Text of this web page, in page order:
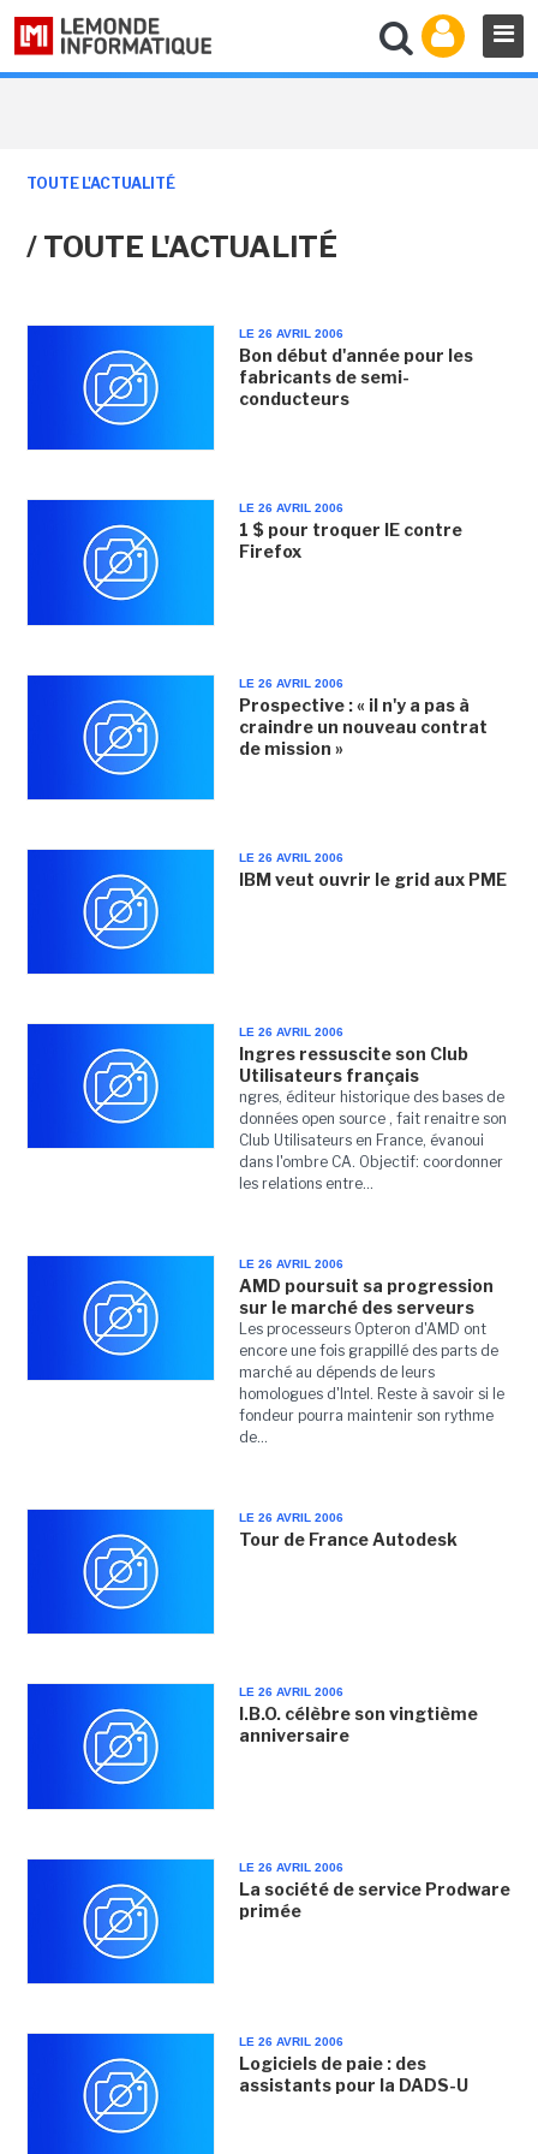
TOUTE L'ACTUALITÉ
/ TOUTE L'ACTUALITÉ
LE 26 AVRIL 2006
Bon début d'année pour les
fabricants de semi-
conducteurs
LE 26 AVRIL 2006
1 $ pour troquer IE contre
Firefox
LE 26 AVRIL 2006
Prospective : « il n'y a pas à
craindre un nouveau contrat
de mission »
LE 26 AVRIL 2006
IBM veut ouvrir le grid aux PME
LE 26 AVRIL 2006
Ingres ressuscite son Club
Utilisateurs français
ngres, éditeur historique des bases de
données open source , fait renaitre son
Club Utilisateurs en France, évanoui
dans l'ombre CA. Objectif: coordonner
les relations entre...
LE 26 AVRIL 2006
AMD poursuit sa progression
sur le marché des serveurs
Les processeurs Opteron d'AMD ont
encore une fois grappillé des parts de
marché au dépends de leurs
homologues d'Intel. Reste à savoir si le
fondeur pourra maintenir son rythme
de...
LE 26 AVRIL 2006
Tour de France Autodesk
LE 26 AVRIL 2006
I.B.O. célèbre son vingtième
anniversaire
LE 26 AVRIL 2006
La société de service Prodware
primée
LE 26 AVRIL 2006
Logiciels de paie : des
assistants pour la DADS-U